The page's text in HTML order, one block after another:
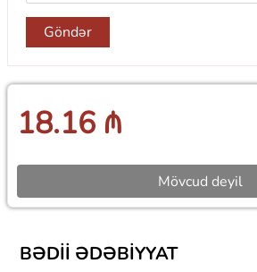
Göndər
18.16 ₼
Mövcud deyil
BƏDII ƏDƏBIYYAT